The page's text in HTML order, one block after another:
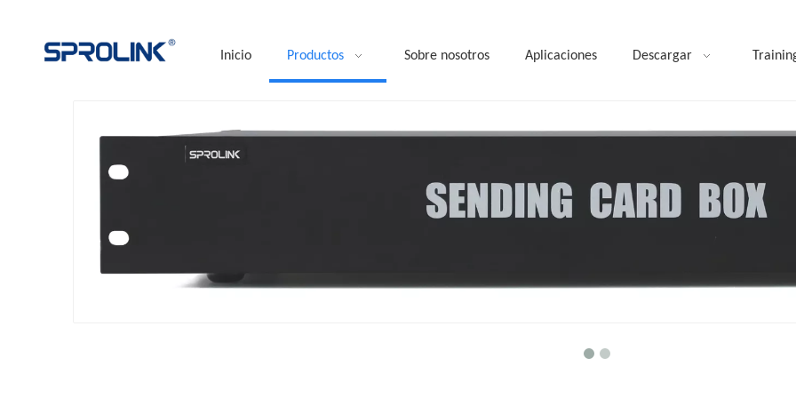
Inicio Productos Sobre nosotros Aplicaciones Descargar